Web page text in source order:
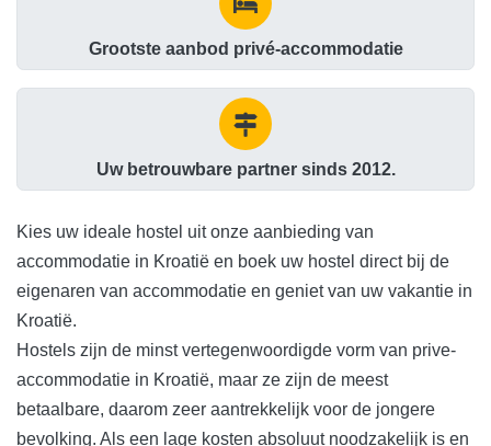
Grootste aanbod privé-accommodatie
Uw betrouwbare partner sinds 2012.
Kies uw ideale hostel uit onze aanbieding van
accommodatie in Kroatië en boek uw hostel direct bij de
eigenaren van accommodatie en geniet van uw vakantie in
Kroatië.
Hostels zijn de minst vertegenwoordigde vorm van prive-
accommodatie in Kroatië, maar ze zijn de meest
betaalbare, daarom zeer aantrekkelijk voor de jongere
bevolking. Als een lage kosten absoluut noodzakelijk is en